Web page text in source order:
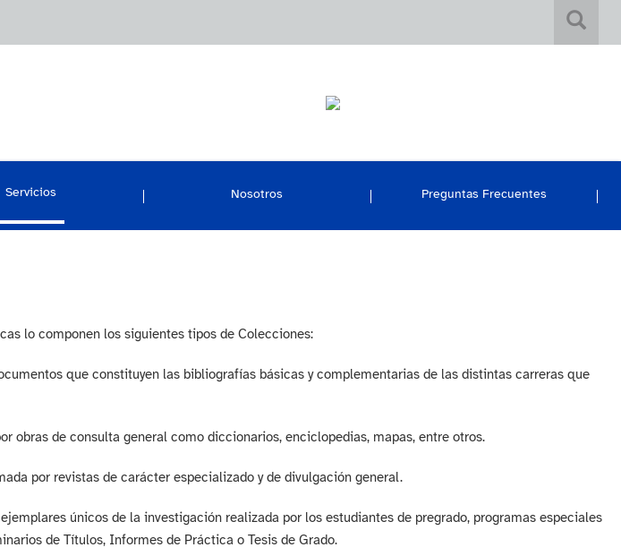
Servicios Nosotros Preguntas Frecuentes
lo componen los siguientes tipos de Colecciones:
que constituyen las bibliografías básicas y complementarias de las distintas carreras que
obras de consulta general como diccionarios, enciclopedias, mapas, entre otros.
por revistas de carácter especializado y de divulgación general.
únicos de la investigación realizada por los estudiantes de pregrado, programas especiales
de Títulos, Informes de Práctica o Tesis de Grado.